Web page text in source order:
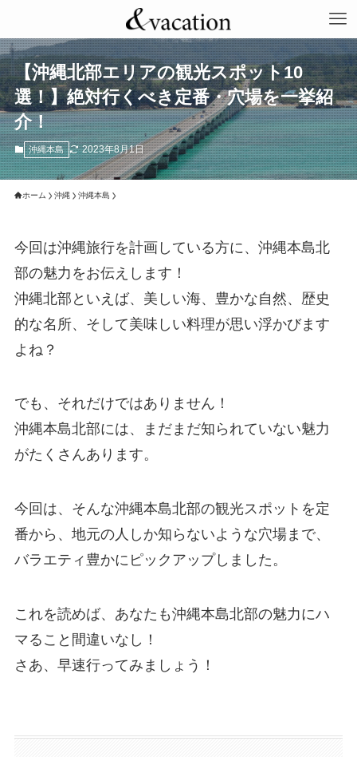
【沖縄北部エリアの観光スポット10
選！】絶対行くべき定番・穴場を一挙紹
介！
沖縄本島 2023年8月1日
ホーム 沖縄 沖縄本島
今回は沖縄旅行を計画している方に、沖縄本島北
部の魅力をお伝えします！
沖縄北部といえば、美しい海、豊かな自然、歴史
的な名所、そして美味しい料理が思い浮かびます
よね？
でも、それだけではありません！
沖縄本島北部には、まだまだ知られていない魅力
がたくさんあります。
今回は、そんな沖縄本島北部の観光スポットを定
番から、地元の人しか知らないような穴場まで、
バラエティ豊かにピックアップしました。
これを読めば、あなたも沖縄本島北部の魅力にハ
マること間違いなし！
さあ、早速行ってみましょう！